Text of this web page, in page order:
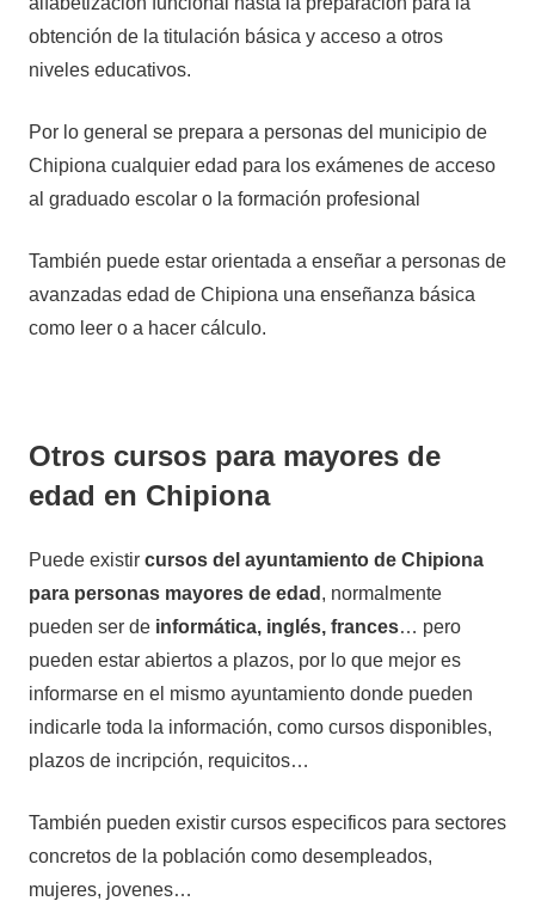
obtención de la titulación básica y acceso a otros
niveles educativos.
Por lo general se prepara a personas del municipio de
Chipiona cualquier edad para los exámenes de acceso
al graduado escolar o la formación profesional
También puede estar orientada a enseñar a personas de
avanzadas edad de Chipiona una enseñanza básica
como leer o a hacer cálculo.
Otros cursos para mayores de
edad en Chipiona
Puede existir cursos del ayuntamiento de Chipiona
para personas mayores de edad , normalmente
pueden ser de informática, inglés, frances… pero
pueden estar abiertos a plazos, por lo que mejor es
informarse en el mismo ayuntamiento donde pueden
indicarle toda la información, como cursos disponibles,
plazos de incripción, requicitos…
También pueden existir cursos especificos para sectores
concretos de la población como desempleados,
mujeres, jovenes…